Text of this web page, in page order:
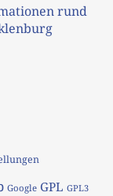
rund
Google GPL GPL3